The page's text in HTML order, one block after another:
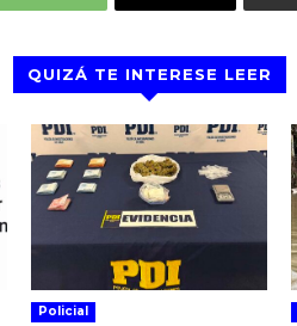
QUIZÁ TE INTERESE LEER
Policial